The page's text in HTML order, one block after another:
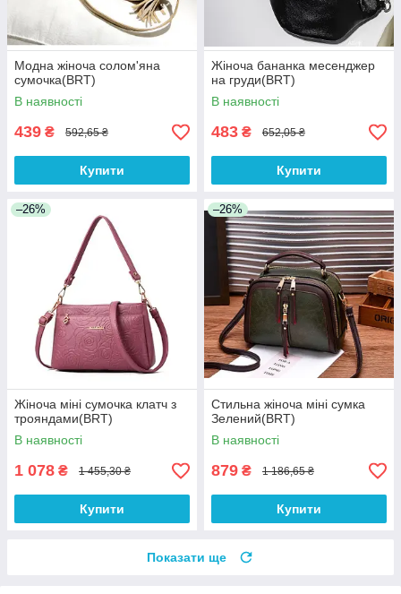
Модна жіноча солом'яна
сумочка(BRT)
В наявності
439 ₴ 592,65 ₴
Купити
Жіноча бананка месенджер
на груди(BRT)
В наявності
483 ₴ 652,05 ₴
Купити
–26%
Жіноча міні сумочка клатч з
трояндами(BRT)
В наявності
1 078 ₴ 1 455,30 ₴
Купити
–26%
Стильна жіноча міні сумка
Зелений(BRT)
В наявності
879 ₴ 1 186,65 ₴
Купити
Показати ще